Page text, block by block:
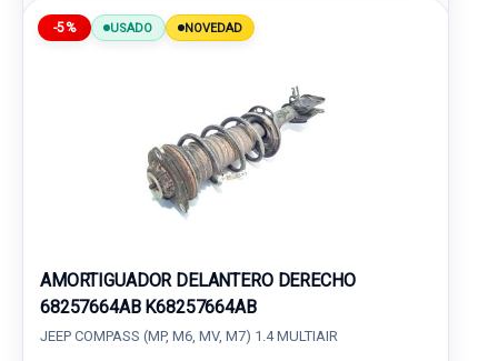
-5% USADO NOVEDAD
AMORTIGUADOR DELANTERO DERECHO
68257664AB K68257664AB
JEEP COMPASS (MP, M6, MV, M7) 1.4 MULTIAIR